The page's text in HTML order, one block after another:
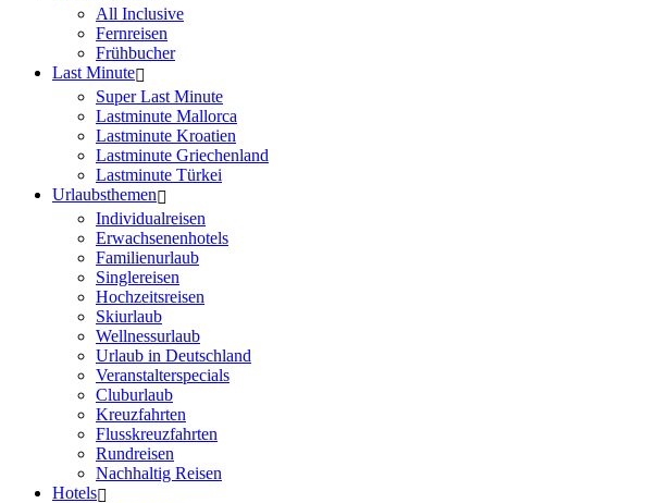
All Inclusive
Fernreisen
Frühbucher
Last Minute
Super Last Minute
Lastminute Mallorca
Lastminute Kroatien
Lastminute Griechenland
Lastminute Türkei
Urlaubsthemen
Individualreisen
Erwachsenenhotels
Familienurlaub
Singlereisen
Hochzeitsreisen
Skiurlaub
Wellnessurlaub
Urlaub in Deutschland
Veranstalterspecials
Cluburlaub
Kreuzfahrten
Flusskreuzfahrten
Rundreisen
Nachhaltig Reisen
Hotels